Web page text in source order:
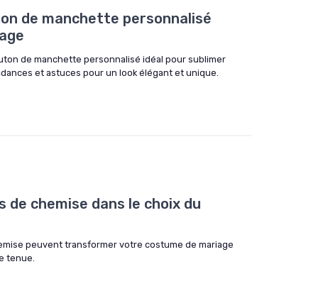
de manchette personnalisé
de manchette personnalisé idéal pour sublimer
et astuces pour un look élégant et unique.
chemise dans le choix du
peuvent transformer votre costume de mariage
tenue.